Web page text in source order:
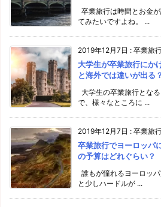
卒業旅行は時間とお金
てみたいですよね。 ...
2019年12月7日 : 卒業旅
大学生が卒業旅行にか
と海外では違いが出る？
大学生の卒業旅行とな
で、様々なところに ...
2019年12月7日 : 卒業旅
卒業旅行でヨーロッパ
の予算はどれぐらい？
誰もが憧れるヨーロッ
と少しハードルが ...